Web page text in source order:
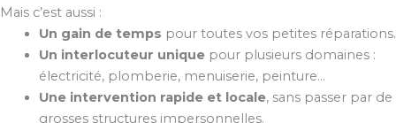
Mais c’est aussi :
Un gain de temps pour toutes vos petites réparations.
Un interlocuteur uniquepour plusieurs domaines :
électricité, plomberie, menuiserie, peinture…
Une intervention rapide et locale, sans passer par de
grosses structures impersonnelles.